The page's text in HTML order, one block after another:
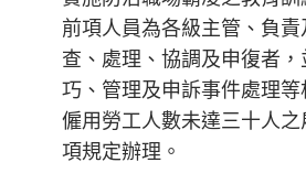
前項人員為各級主管、負
查、處理、協調及申復者
巧、管理及申訴事件處理等
僱用勞工人數未達三十人
項規定辦理。